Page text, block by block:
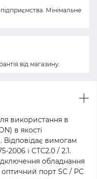
використання в
в якості
вимогам
2006 і CTC2.0 / 2.1.
обладнання
порт SC / PC
Мінімальне
від магазину.